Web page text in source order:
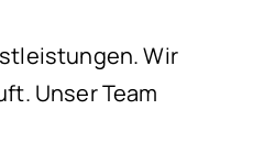
Wir
Unser Team